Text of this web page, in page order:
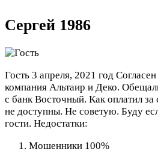
Сергей 1986
Гость 3 апреля, 2021 год
компания Альтаир и Деко.
с банк Восточный. Как оплатил за
не доступны. Не советую. Буду
гости. Недостатки:
Мошенники 100%